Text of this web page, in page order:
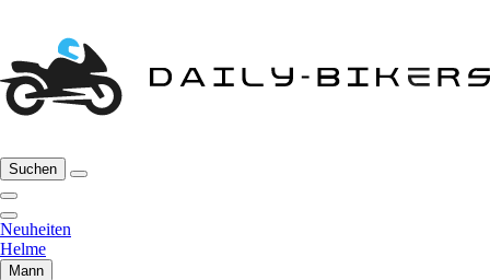
Suchen
Neuheiten
Helme
Mann